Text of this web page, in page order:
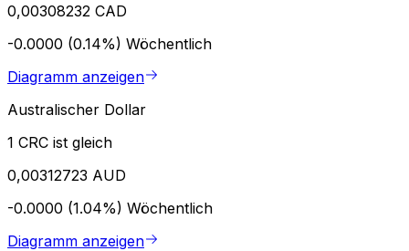
0,00308232 CAD
-0.0000 (0.14%) Wöchentlich
Diagramm anzeigen
Australischer Dollar
1 CRC ist gleich
0,00312723 AUD
-0.0000 (1.04%) Wöchentlich
Diagramm anzeigen